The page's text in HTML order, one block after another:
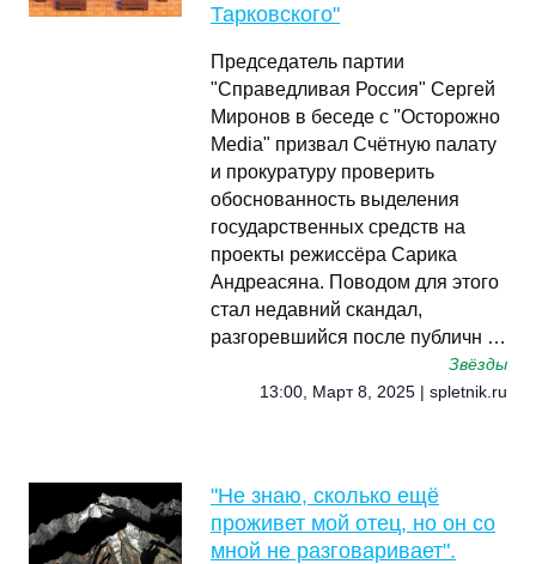
Тарковского"
Председатель партии
"Справедливая Россия" Сергей
Миронов в беседе с "Осторожно
Media" призвал Счётную палату
и прокуратуру проверить
обоснованность выделения
государственных средств на
проекты режиссёра Сарика
Андреасяна. Поводом для этого
стал недавний скандал,
разгоревшийся после публичн …
Звёзды
13:00, Март 8, 2025 | spletnik.ru
"Не знаю, сколько ещё
проживет мой отец, но он со
мной не разговаривает".